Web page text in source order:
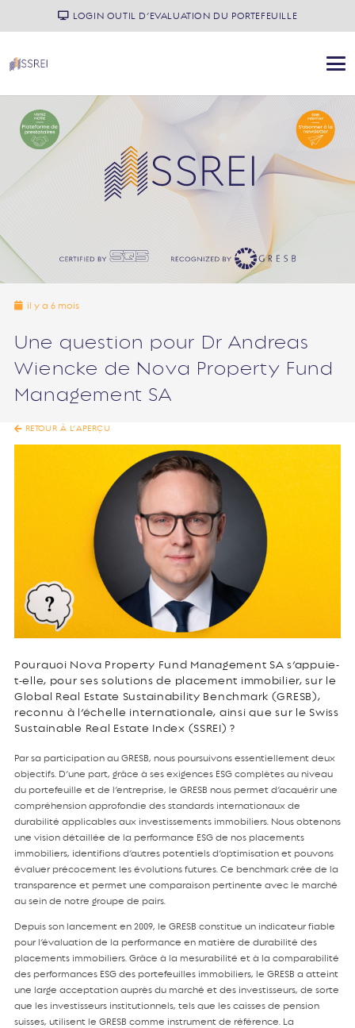
LOGIN OUTIL D’EVALUATION DU PORTEFEUILLE
il y a 6 mois
Une question pour Dr Andreas
Wiencke de Nova Property Fund
Management SA
RETOUR À L’APERÇU
Pourquoi Nova Property Fund Management SA s’appuie-
t-elle, pour ses solutions de placement immobilier, sur le
Global Real Estate Sustainability Benchmark (GRESB),
reconnu à l’échelle internationale, ainsi que sur le Swiss
Sustainable Real Estate Index (SSREI) ?
Par sa participation au GRESB, nous poursuivons essentiellement deux
objectifs. D’une part, grâce à ses exigences ESG complètes au niveau
du portefeuille et de l’entreprise, le GRESB nous permet d’acquérir une
compréhension approfondie des standards internationaux de
durabilité applicables aux investissements immobiliers. Nous obtenons
une vision détaillée de la performance ESG de nos placements
immobiliers, identifions d’autres potentiels d’optimisation et pouvons
évaluer précocement les évolutions futures. Ce benchmark crée de la
transparence et permet une comparaison pertinente avec le marché
au sein de notre groupe de pairs.
Depuis son lancement en 2009, le GRESB constitue un indicateur fiable
pour l’évaluation de la performance en matière de durabilité des
placements immobiliers. Grâce à la mesurabilité et à la comparabilité
des performances ESG des portefeuilles immobiliers, le GRESB a atteint
une large acceptation auprès du marché et des investisseurs, de sorte
que les investisseurs institutionnels, tels que les caisses de pension
suisses, utilisent le GRESB comme instrument de référence. La